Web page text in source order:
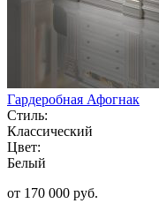
Гардеробная Афогнак
Стиль:
Классический
Цвет:
Белый
от 170 000 руб.